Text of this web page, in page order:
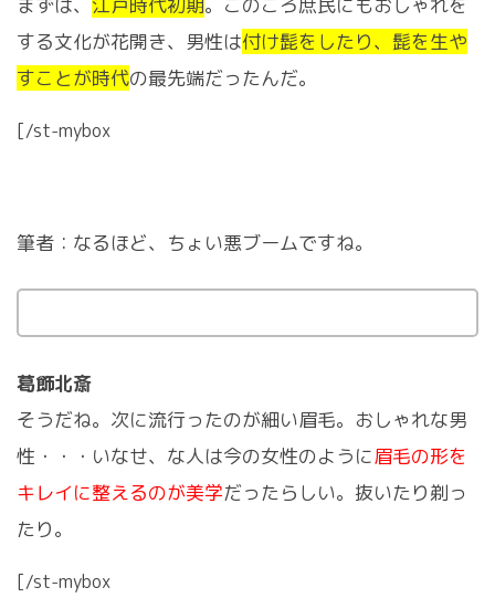
する文化が花開き、男性は付け髭をしたり、髭を生や
すことが時代の最先端だったんだ。
[/st-mybox
筆者：なるほど、ちょい悪ブームですね。
葛飾北斎
そうだね。次に流行ったのが細い眉毛。おしゃれな男
性・・・いなせ、な人は今の女性のように眉毛の形を
キレイに整えるのが美学だったらしい。抜いたり剃っ
たり。
[/st-mybox